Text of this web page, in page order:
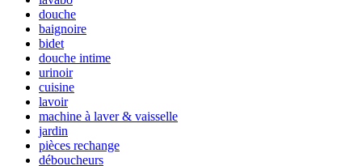
douche
baignoire
bidet
douche intime
urinoir
cuisine
lavoir
machine à laver & vaisselle
jardin
pièces rechange
déboucheurs